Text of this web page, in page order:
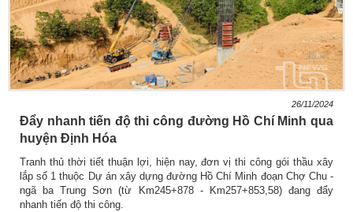
26/11/2024
Đẩy nhanh tiến độ thi công đường Hồ Chí Minh qua
huyện Định Hóa
Tranh thủ thời tiết thuận lợi, hiện nay, đơn vị thi công gói thầu xây
lắp số 1 thuộc Dự án xây dựng đường Hồ Chí Minh đoạn Chợ Chu -
ngã ba Trung Sơn (từ Km245+878 - Km257+853,58) đang đẩy
nhanh tiến độ thi công.